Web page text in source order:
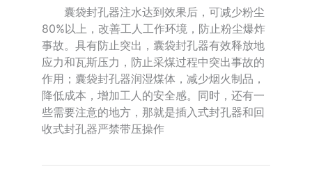
囊袋封孔器注水达到效果后，可减少粉尘
80%以上，改善工人工作环境，防止粉尘爆炸
事故。具有防止突出，囊袋封孔器有效释放地
应力和瓦斯压力，防止采煤过程中突出事故的
作用；囊袋封孔器润湿煤体，减少烟火制品，
降低成本，增加工人的安全感。同时，还有一
些需要注意的地方，那就是插入式封孔器和回
收式封孔器严禁带压操作